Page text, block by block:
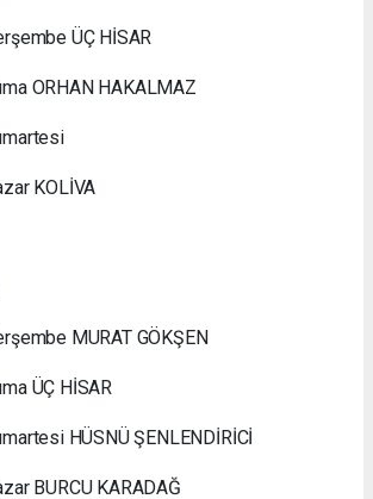
ÜÇ HİSAR
ORHAN HAKALMAZ
KOLİVA
MURAT GÖKŞEN
ÜÇ HİSAR
HÜSNÜ ŞENLENDİRİCİ
BURCU KARADAĞ